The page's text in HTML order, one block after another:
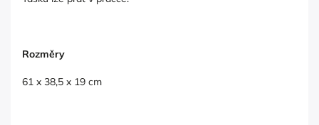
Rozměry
61 x 38,5 x 19 cm